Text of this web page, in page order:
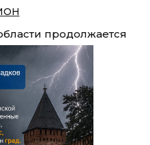
продолжается